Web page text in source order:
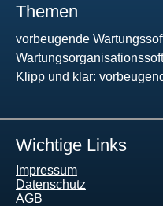
Themen
vorbeugende
Klipp und klar:
Wichtige Links
Impressum
Datenschutz
AGB